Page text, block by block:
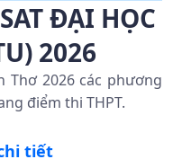
ĐẠI HỌC
2026
Thơ 2026 các phương
điểm thi THPT.
tiết